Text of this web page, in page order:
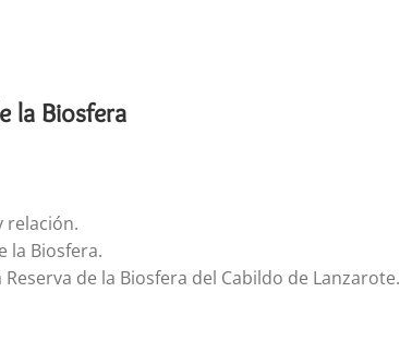
la Biosfera
relación.
la Biosfera.
de la Biosfera del Cabildo de Lanzarote.